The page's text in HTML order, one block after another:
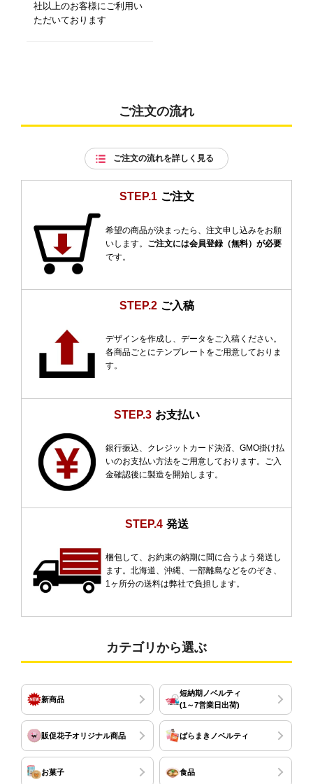
社以上のお客様にご利用い
ただいております
ご注文の流れ
ご注文の流れを詳しく見る
STEP.1 ご注文
希望の商品が決まったら、注文申し込みをお願
いします。 ご注文には会員登録（無料）が必要
です。
STEP.2 ご入稿
デザインを作成し、データをご入稿ください。
各商品ごとにテンプレートをご用意しておりま
す。
STEP.3 お支払い
銀行振込、クレジットカード決済、GMO掛け払
いのお支払い方法をご用意しております。ご入
金確認後に製造を開始します。
STEP.4 発送
梱包して、お約束の納期に間に合うよう発送し
ます。北海道、沖縄、一部離島などをのぞき、
1ヶ所分の送料は弊社で負担します。
カテゴリから選ぶ
新商品
短納期ノベルティ
(1～7営業日出荷)
販促花子オリジナル商品 ばらまきノベルティ
お菓子 食品